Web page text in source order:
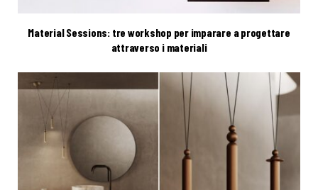
Material Sessions: tre workshop per imparare a progettare
attraverso i materiali